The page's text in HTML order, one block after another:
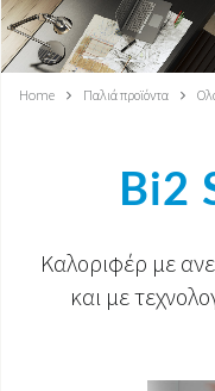
ΚΛΙΜΑΤΙΣΜΌΣ
ΘΈΡΜΑΝΣΗ
ΟΛΟΚΛΗΡΩΜΈΝΑ ΣΥΣΤΉΜΑΤΑ
ΕΠΙΚΟΙΝΩΝΊΑ
ΚΌΣΜΟΣ OS
Home Παλιά προϊόντα
Bi2
Καλοριφέρ με
και με